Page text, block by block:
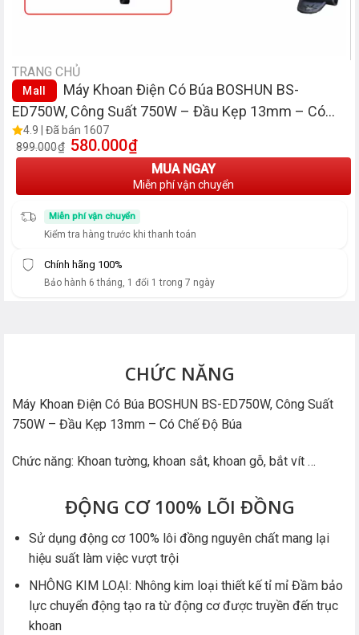
TRANG CHỦ
Mall
Máy Khoan Điện Có Búa BOSHUN BS-
ED750W, Công Suất 750W – Đầu Kẹp 13mm – Có
Chế Độ Búa
4.9 | Đã bán 1607
899.000₫ Giá gốc là: 899.000₫.
580.000₫Giá hiện tại là: 580.000₫.
MUA NGAY
Miễn phí vận chuyển
Miễn phí vận chuyển
Kiểm tra hàng trước khi thanh toán
Chính hãng 100%
Bảo hành 6 tháng, 1 đổi 1 trong 7 ngày
CHỨC NĂNG
Máy Khoan Điện Có Búa BOSHUN BS-ED750W, Công Suất
750W – Đầu Kẹp 13mm – Có Chế Độ Búa
Chức năng: Khoan tường, khoan sắt, khoan gỗ, bắt vít …
ĐỘNG CƠ 100% LÕI ĐỒNG
Sử dụng động cơ 100% lôi đồng nguyên chất mang lại
hiệu suất làm việc vượt trội
NHÔNG KIM LOẠI: Nhông kim loại thiết kế tỉ mỉ Đầm bảo
lực chuyển động tạo ra từ động cơ được truyền đến trục
khoan